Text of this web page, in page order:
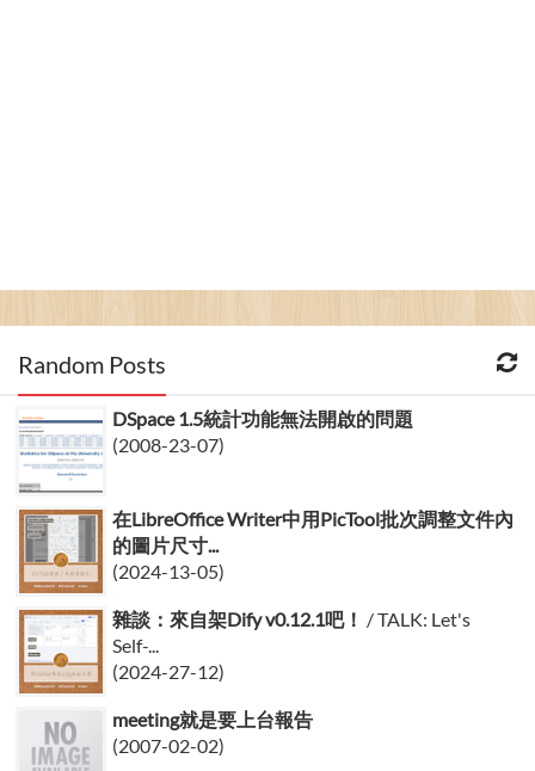
Random Posts
DSpace 1.5統計功能無法開啟的問題
(2008-23-07)
在LibreOffice Writer中用PicTool批次調整文件內
的圖片尺寸...
(2024-13-05)
雜談：來自架Dify v0.12.1吧！ / TALK: Let's
Self-...
(2024-27-12)
meeting就是要上台報告
(2007-02-02)